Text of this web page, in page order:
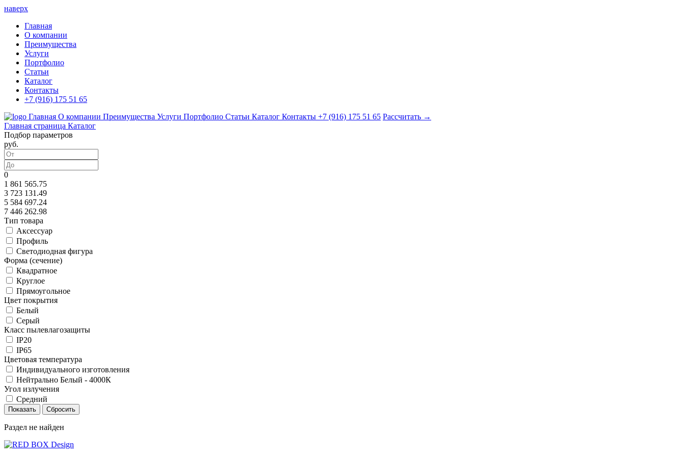
наверх
Главная
О компании
Преимущества
Услуги
Портфолио
Статьи
Каталог
Контакты
+7 (916) 175 51 65
Главная О компании Преимущества Услуги Портфолио Статьи Каталог Контакты +7 (916) 175 51 65 Рассчитать →
Главная страница Каталог
Подбор параметров
руб.
0
1 861 565.75
3 723 131.49
5 584 697.24
7 446 262.98
Тип товара
Аксессуар
Профиль
Светодиодная фигура
Форма (сечение)
Квадратное
Круглое
Прямоугольное
Цвет покрытия
Белый
Серый
Класс пылевлагозащиты
IP20
IP65
Цветовая температура
Индивидуального изготовления
Нейтрально Белый - 4000К
Угол излучения
Средний
Раздел не найден